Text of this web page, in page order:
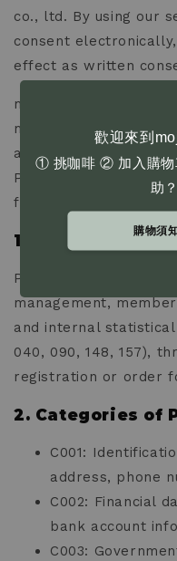
歡迎來到
① 挑咖啡 ② 加入購物
助
購物須
co., ltd. By using our
consent
effect as written
mojocoffee is operated
mojocoffee co., ltd.
accordance with
Protection Act, we
following:
1. Purpose and
Personal data is
management,
and internal statistical
040, 090, 148, 157),
registration or order
2. Categories of
C001:
address, phone
C002: Financial
bank account
C003: